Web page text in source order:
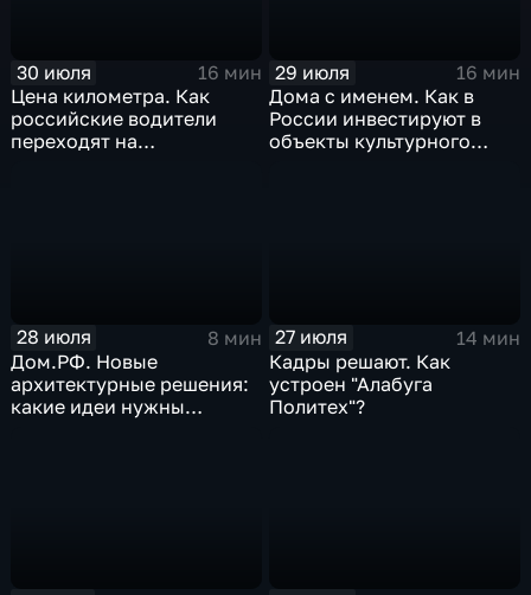
30 июля
16 мин
Цена километра. Как
российские водители
переходят на
29 июля
16 мин
Дома с именем. Как в
России инвестируют в
объекты культурного
28 июля
8 мин
Дом.РФ. Новые
архитектурные решения:
какие идеи нужны
27 июля
14 мин
Кадры решают. Как
устроен "Алабуга
Политех"?